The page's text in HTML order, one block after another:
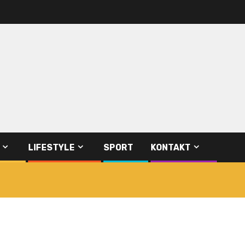
LIFESTYLE SPORT KONTAKT